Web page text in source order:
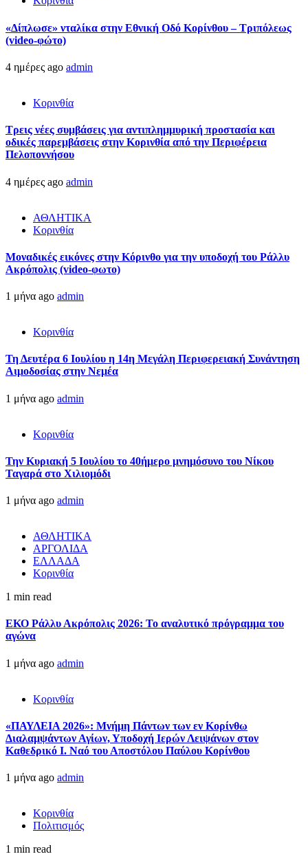
«Δίπλωσε» νταλίκα στην Εθνική Oδό Κορίνθου – Τριπόλεως
(video-φώτο)
4 ημέρες ago admin
Κορινθία
Τρεις νέες συμβάσεις για αντιπλημμυρική προστασία και
οδικές παρεμβάσεις στην Κορινθία από την Περιφέρεια
Πελοποννήσου
4 ημέρες ago admin
ΑΘΛΗΤΙΚΑ
Κορινθία
Μοναδικές εικόνες στην Κόρινθο για την υποδοχή του Ράλλυ
Ακρόπολις (video-φωτο)
1 μήνα ago admin
Κορινθία
Τη Δευτέρα 6 Ιουλίου η 14η Μεγάλη Περιφερειακή Συνάντηση
Αιμοδοσίας στην Νεμέα
1 μήνα ago admin
Κορινθία
Την Κυριακή 5 Ιουλίου το 40ήμερο μνημόσυνο του Νίκου
Ταγαρά στο Χιλιομόδι
1 μήνα ago admin
ΑΘΛΗΤΙΚΑ
ΑΡΓΟΛΙΔΑ
ΕΛΛΑΔΑ
Κορινθία
1 min read
ΕΚΟ Ράλλυ Ακρόπολις 2026: Το αναλυτικό πρόγραμμα του
αγώνα
1 μήνα ago admin
Κορινθία
«ΠΑΥΛΕΙΑ 2026»: Μνήμη Πάντων των εν Κορίνθω
Διαλαμψάντων Αγίων, Υποδοχή Ιερών Λειψάνων στον
Καθεδρικό Ι. Ναό του Αποστόλου Παύλου Κορίνθου
1 μήνα ago admin
Κορινθία
Πολιτισμός
1 min read